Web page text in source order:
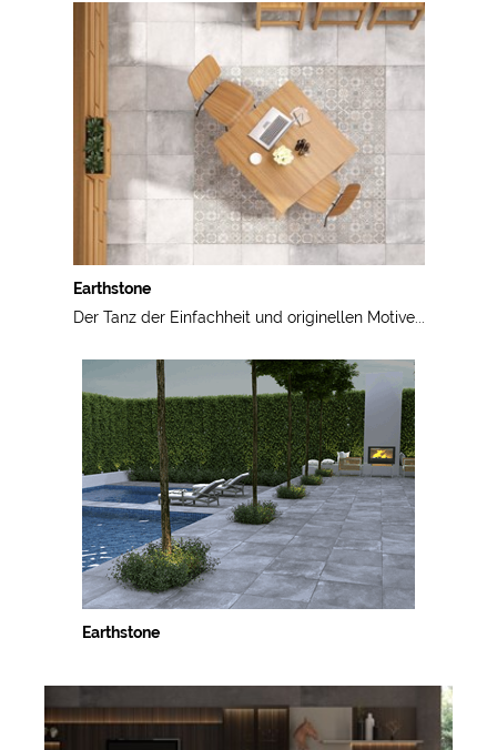
Earthstone
Der Tanz der Einfachheit und originellen Motive...
Earthstone